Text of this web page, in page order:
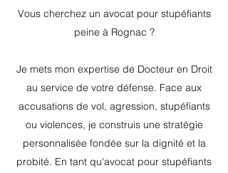
Vous cherchez un avocat pour stupéfiants
peine à Rognac ?
Je mets mon expertise de Docteur en Droit
au service de votre défense. Face aux
accusations de vol, agression, stupéfiants
ou violences, je construis une stratégie
personnalisée fondée sur la dignité et la
probité. En tant qu'avocat pour stupéfiants